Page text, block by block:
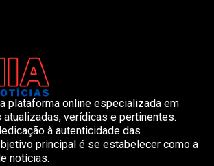
plataforma online especializada em
verídicas e pertinentes.
à autenticidade das
principal é se estabelecer como a
notícias.